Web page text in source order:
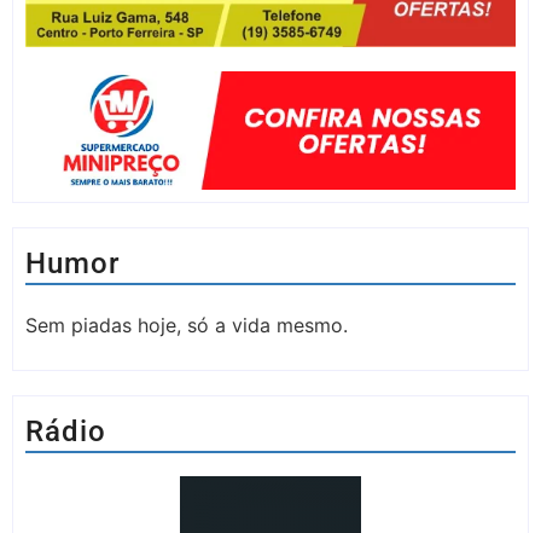
Humor
Sem piadas hoje, só a vida mesmo.
Rádio